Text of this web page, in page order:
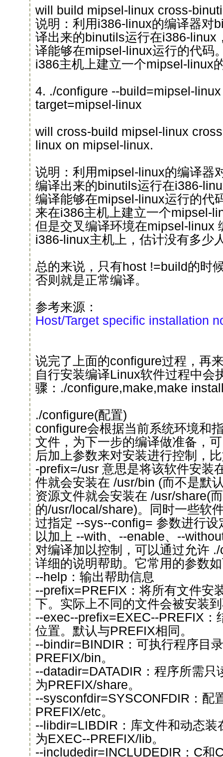
will build mipsel-linux cross-
说明：利用i386-linux的编译器对
译出来的binutils运行在i386-linux
译能够在mipsel-linux运行的代码
i386主机上建立一个mipsel-linux
4. ./configure --build=mipsel-
target=mipsel-linux
will cross-build mipsel-linux
linux on mipsel-linux.
说明：利用mipsel-linux的编译器
编译出来的binutils运行在i386-
编译能够在mipsel-linux运行的代
来在i386主机上建立一个mipsel-
但是交叉编译环境在mipsel-linux
i386-linux主机上，估计没有多少
总的来说，只有host !=build的时
否则就是正常编译。
参考来源：
Host/Target specific installation
说完了上面的configure过程，再
自行安装编译Linux软件过程中会
骤：./configure,make,make
./configure(配置)
configure会根据当前系统环境和
文件，为下一步的编译做准备，
后加上参数来对安装进行控制，
-prefix=/usr 意思是将该软件安装
件就会安装在 /usr/bin (而不是默
资源文件就会安装在 /usr/share(
的/usr/local/share)。同时一些软
过指定 --sys--config= 参数进行
以加上 --with、--enable、--
对编译加以控制，可以通过允许
详细的说明帮助。它常用的参数
--help：输出帮助信息
--prefix=PREFIX：将所有文件安
下。实际上不同的文件会被安装
--exec--prefix=EXEC--PREFIX：
位置。默认与PREFIX相同。
--bindir=BINDIR：可执行程序目
PREFIX/bin。
--datadir=DATADIR：程序所需只
为PREFIX/share。
--sysconfdir=SYSCONFDIR：配
PREFIX/etc。
--libdir=LIBDIR：库文件和动态装
为EXEC--PREFIX/lib。
--includedir=INCLUDEDIR：C和